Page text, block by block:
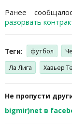
Ранее
разорвать
Теги: футбол
Ла Лига
Хавьер
Не пропусти
bigmir)net в